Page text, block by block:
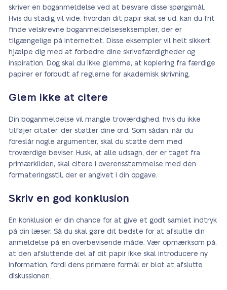
skriver en boganmeldelse ved at besvare disse spørgsmål.
Hvis du stadig vil vide, hvordan dit papir skal se ud, kan du frit
finde velskrevne boganmeldelseseksempler, der er
tilgængelige på internettet. Disse eksempler vil helt sikkert
hjælpe dig med at forbedre dine skrivefærdigheder og
inspiration. Dog skal du ikke glemme, at kopiering fra færdige
papirer er forbudt af reglerne for akademisk skrivning.
Glem ikke at citere
Din boganmeldelse vil mangle troværdighed, hvis du ikke
tilføjer citater, der støtter dine ord. Som sådan, når du
foreslår nogle argumenter, skal du støtte dem med
troværdige beviser. Husk, at alle udsagn, der er taget fra
primærkilden, skal citere i overensstemmelse med den
formateringsstil, der er angivet i din opgave.
Skriv en god konklusion
En konklusion er din chance for at give et godt samlet indtryk
på din læser. Så du skal gøre dit bedste for at afslutte din
anmeldelse på en overbevisende måde. Vær opmærksom på,
at den afsluttende del af dit papir ikke skal introducere ny
information, fordi dens primære formål er blot at afslutte
diskussionen.